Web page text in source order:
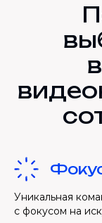
Уникальная
с фокусом на